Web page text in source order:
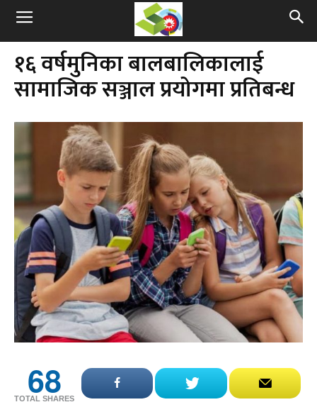
१६ वर्षमुनिका बालबालिकालाई
सामाजिक सञ्जाल प्रयोगमा प्रतिबन्ध
68
TOTAL SHARES